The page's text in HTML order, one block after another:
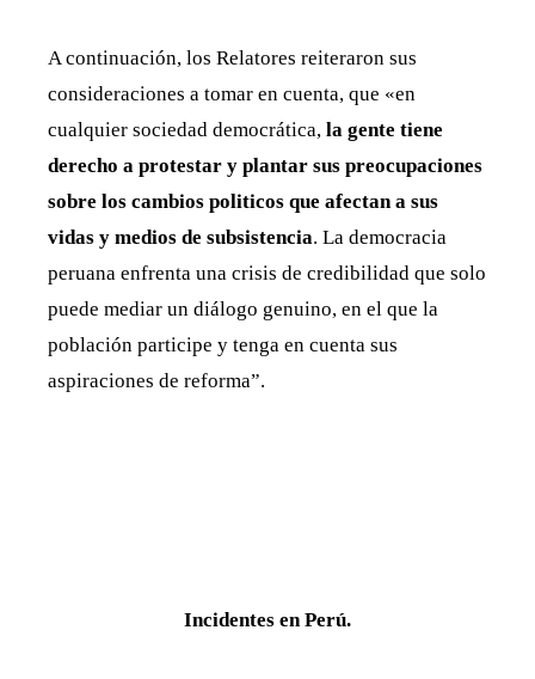
A continuación, los Relatores reiteraron sus
consideraciones a tomar en cuenta, que «en
cualquier sociedad democrática, la gente tiene
derecho a protestar y plantar sus preocupaciones
sobre los cambios politicos que afectan a sus
vidas y medios de subsistencia. La democracia
peruana enfrenta una crisis de credibilidad que solo
puede mediar un diálogo genuino, en el que la
población participe y tenga en cuenta sus
aspiraciones de reforma”.
Incidentes en Perú.